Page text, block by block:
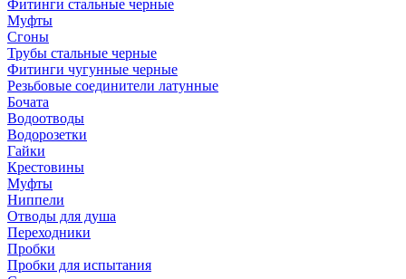
Фитинги стальные черные
Муфты
Сгоны
Трубы стальные черные
Фитинги чугунные черные
Резьбовые соединители латунные
Бочата
Водоотводы
Водорозетки
Гайки
Крестовины
Муфты
Ниппели
Отводы для душа
Переходники
Пробки
Пробки для испытания